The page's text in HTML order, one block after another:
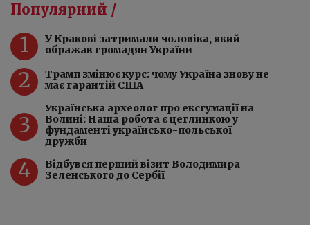
Популярний /
1
У Кракові затримали чоловіка, який
ображав громадян України
2
Трамп змінює курс: чому Україна знову не
має гарантій США
3
Українська археолог про ексгумації на
Волині: Наша робота є цеглинкою у
фундаменті українсько-польської
дружби
4
Відбувся перший візит Володимира
Зеленського до Сербії